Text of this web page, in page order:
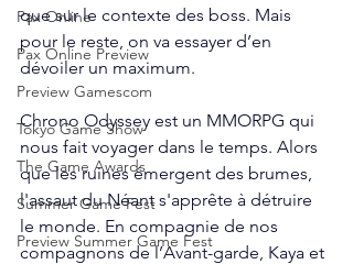
Pax Online
Pax Online Preview
Preview Gamescom
Tokyo Game Show
The Game Awards
Summer Game Fest
Preview Summer Game Fest
que sur le contexte des boss. Mais
pour le reste, on va essayer d’en
dévoiler un maximum.
Chrono Odyssey est un MMORPG qui
nous fait voyager dans le temps. Alors
que les ruines émergent des brumes,
l'assaut du Néant s'apprête à détruire
le monde. En compagnie de nos
compagnons de l’Avant-garde, Kaya et